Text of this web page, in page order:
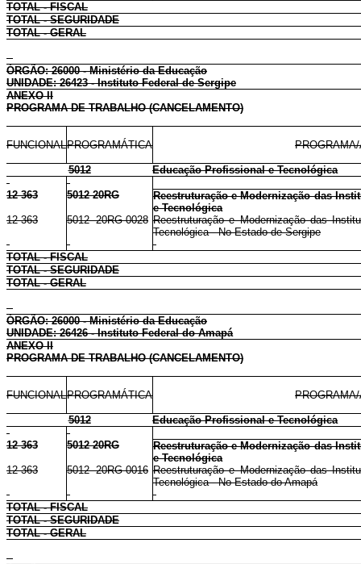
TOTAL - FISCAL
TOTAL - SEGURIDADE
TOTAL - GERAL
ÓRGÃO: 26000 - Ministério da Educação
UNIDADE: 26423 - Instituto Federal de Sergipe
ANEXO II
PROGRAMA DE TRABALHO (CANCELAMENTO)
FUNCIONALPROGRAMÁTICA
5012 Educação Profissional e Tecnológica
12 363 5012 20RG
Reestruturação e Modernização das
e Tecnológica
12 363
5012 20RG 0028 Reestruturação e Modernização das
Tecnológica - No Estado de Sergipe
TOTAL - FISCAL
TOTAL - SEGURIDADE
TOTAL - GERAL
ÓRGÃO: 26000 - Ministério da Educação
UNIDADE: 26426 - Instituto Federal do Amapá
ANEXO II
PROGRAMA DE TRABALHO (CANCELAMENTO)
FUNCIONALPROGRAMÁTICA
5012 Educação Profissional e Tecnológica
12 363 5012 20RG
Reestruturação e Modernização das
e Tecnológica
12 363
5012 20RG 0016 Reestruturação e Modernização das
Tecnológica - No Estado do Amapá
TOTAL - FISCAL
TOTAL - SEGURIDADE
TOTAL - GERAL